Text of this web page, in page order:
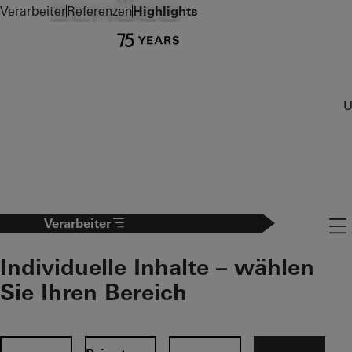
Zum Hauptinhalt
Verarbeiter
Individuelle Inhalte – wählen
Sie Ihren Bereich
VerarbeiterReferenzenHighlights